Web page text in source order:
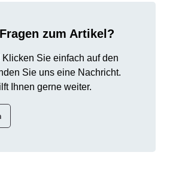
zum Artikel?
Klicken Sie einfach auf den
Sie uns eine Nachricht.
Ihnen gerne weiter.